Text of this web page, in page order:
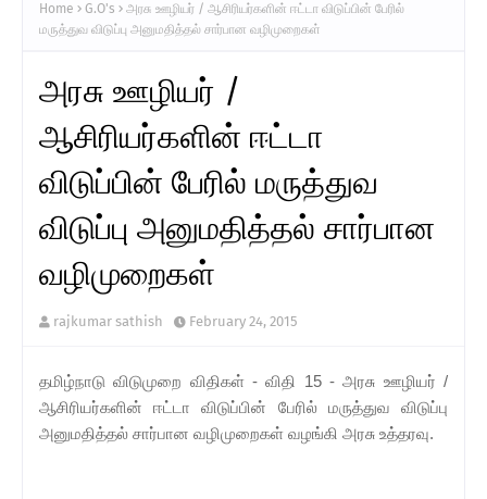
Home G.O's
அரசு ஊழியர் / ஆசிரியர்களின் ஈட்டா விடுப்பின் பேரில்
மருத்துவ விடுப்பு அனுமதித்தல் சார்பான வழிமுறைகள்
அரசு ஊழியர் /
ஆசிரியர்களின் ஈட்டா
விடுப்பின் பேரில் மருத்துவ
விடுப்பு அனுமதித்தல் சார்பான
வழிமுறைகள்
rajkumar sathish February 24, 2015
தமிழ்நாடு விடுமுறை விதிகள் - விதி 15 - அரசு ஊழியர் /
ஆசிரியர்களின் ஈட்டா விடுப்பின் பேரில் மருத்துவ விடுப்பு
அனுமதித்தல் சார்பான வழிமுறைகள் வழங்கி அரசு உத்தரவு.